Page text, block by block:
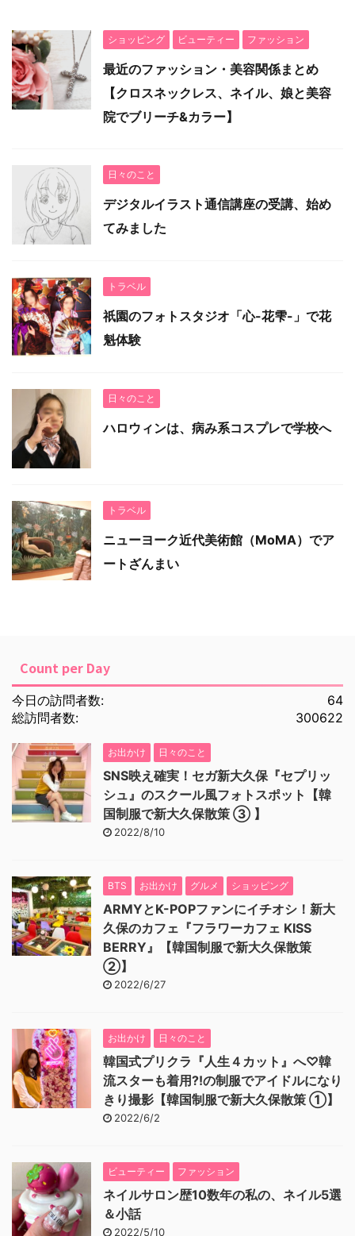
ショッピング ビューティー ファッション
最近のファッション・美容関係まとめ
【クロスネックレス、ネイル、娘と美容
院でブリーチ&カラー】
日々のこと
デジタルイラスト通信講座の受講、始め
てみました
トラベル
祇園のフォトスタジオ「心-花雫-」で花
魁体験
日々のこと
ハロウィンは、病み系コスプレで学校へ
トラベル
ニューヨーク近代美術館（MoMA）でア
ートざんまい
Count per Day
64
今日の訪問者数:
300622
総訪問者数:
お出かけ 日々のこと
SNS映え確実！セガ新大久保『セプリッ
シュ』のスクール風フォトスポット【韓
国制服で新大久保散策 ③ 】
2022/8/10
BTS お出かけ グルメ ショッピング
ARMYとK-POPファンにイチオシ！新大
久保のカフェ『フラワーカフェ KISS
BERRY』【韓国制服で新大久保散策
②】
2022/6/27
お出かけ 日々のこと
韓国式プリクラ『人生４カット』へ♡韓
流スターも着用⁈の制服でアイドルになり
きり撮影【韓国制服で新大久保散策 ①】
2022/6/2
ビューティー ファッション
ネイルサロン歴10数年の私の、ネイル5選
＆小話
2022/5/10